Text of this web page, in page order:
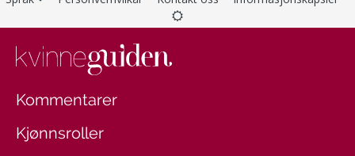
Kommentarer
Kjønnsroller